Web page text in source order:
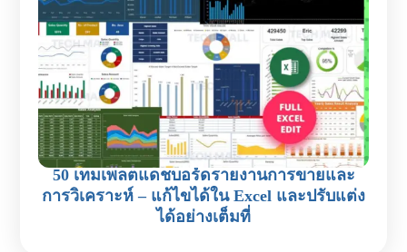
50 เทมเพลตแดชบอร์ดรายงานการขายและ
การวิเคราะห์ – แก้ไขได้ใน Excel และปรับแต่ง
ได้อย่างเต็มที่